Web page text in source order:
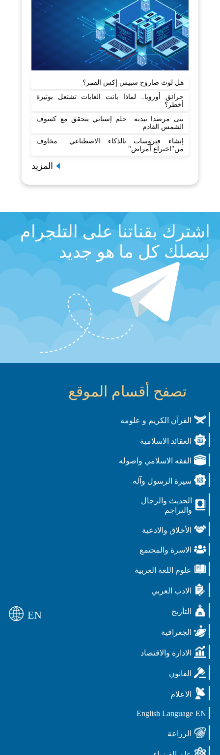
هل لوث صاروخ سبيس إكس القمر؟
حرائق أوروبا.. لماذا باتت الغابات تشتعل بوتيرة
أخطر؟
بنى مرصدا بيديه.. حلم إسباني يتحقق مع كسوف
الشمس القادم
إنشاء فيروسات بالذكاء الاصطناعي.. مخاوف
من"اختراع أمراض"
المزيد
اشترك بقناتنا على التلجرام
ليصلك كل ما هو جديد
تصفح أقسام الموقع
القرآن الكريم و علومه
العقائد الاسلامية
الفقه الاسلامي واصوله
سيرة الرسول وآله
الحديث والرجال
والتراجم
الأخلاق والادعية
الاسرة والمجتمع
علوم اللغة العربية
الادب العربي
التأريخ
الجغرافية
الادارة والاقتصاد
القانون
الاعلام
EN
English Language
الزراعة
EN